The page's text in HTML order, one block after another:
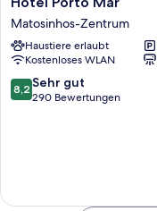
Porto
Mar
Matosinhos-
Zentrum
Matosinhos-Zentrum
Haustiere erlaubt
Kostenloses WLAN
8.2
von
8,2 Sehr gut
290 Bewertungen